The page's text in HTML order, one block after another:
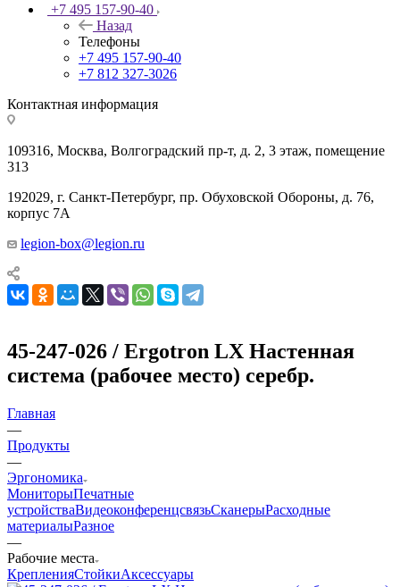
+7 495 157-90-40
Назад
Телефоны
+7 495 157-90-40
+7 812 327-3026
Контактная информация
109316, Москва, Волгоградский пр-т, д. 2, 3 этаж, помещение
313
192029, г. Санкт-Петербург, пр. Обуховской Обороны, д. 76,
корпус 7А
legion-box@legion.ru
45-247-026 / Ergotron LX Настенная
система (рабочее место) серебр.
Главная
—
Продукты
—
Эргономика
МониторыПечатные
устройстваВидеоконференцсвязьСканерыРасходные
материалыРазное
—
Рабочие места
КрепленияСтойкиАксессуары